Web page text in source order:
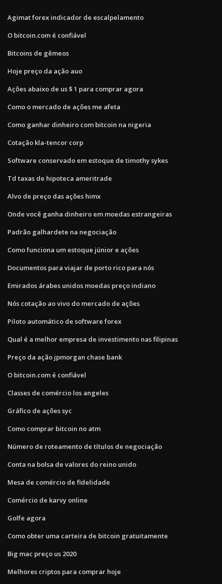
Agimat forex indicador de escalpelamento
O bitcoin.com é confiável
Bitcoins de gêmeos
Hoje preço da ação auo
Ações abaixo de us $ 1 para comprar agora
Como o mercado de ações me afeta
Como ganhar dinheiro com bitcoin na nigeria
Cotação kla-tencor corp
Software conservado em estoque de timothy sykes
Td taxas de hipoteca ameritrade
Alvo de preço das ações himx
Onde você ganha dinheiro em moedas estrangeiras
Padrão galhardete na negociação
Como funciona um estoque júnior e ações
Documentos para viajar de porto rico para nós
Emirados árabes unidos moedas preço indiano
Nós cotação ao vivo do mercado de ações
Piloto automático de software forex
Qual é a melhor empresa de investimento nas filipinas
Preço da ação jpmorgan chase bank
O bitcoin.com é confiável
Classes de comércio los angeles
Gráfico de ações syc
Como comprar bitcoin no atm
Número de roteamento de títulos de negociação
Conta na bolsa de valores do reino unido
Mesa de comércio de fidelidade
Comércio de karvy online
Golfe agora
Como obter uma carteira de bitcoin gratuitamente
Big mac preço us 2020
Melhores criptos para comprar hoje